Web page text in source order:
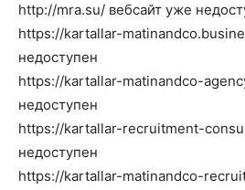
http://mra.su/ вебсайт уже
https://kartallar-
недоступен
https://kartallar-matinandco-
недоступен
https://kartallar-recruitment-
недоступен
https://kartallar-matinandco-